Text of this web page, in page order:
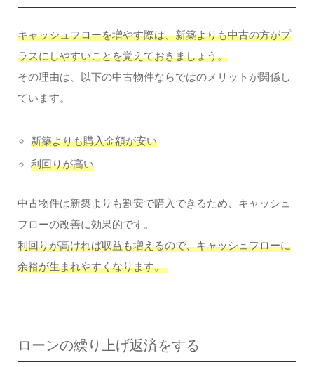
キャッシュフローを増やす際は、新築よりも中古の方がプ
ラスにしやすいことを覚えておきましょう。
その理由は、以下の中古物件ならではのメリットが関係し
ています。
新築よりも購入金額が安い
利回りが高い
中古物件は新築よりも割安で購入できるため、キャッシュ
フローの改善に効果的です。
利回りが高ければ収益も増えるので、キャッシュフローに
余裕が生まれやすくなります。
ローンの繰り上げ返済をする